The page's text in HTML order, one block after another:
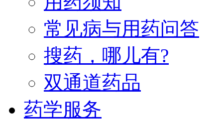
常见病与用药问答
搜药，哪儿有?
双通道药品
药学服务